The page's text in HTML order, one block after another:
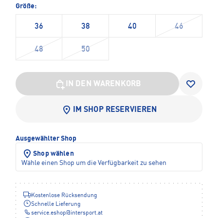
Größe:
36 38 40 46
48 50
IN DEN WARENKORB
IM SHOP RESERVIEREN
Ausgewählter Shop
Shop wählen
Wähle einen Shop um die Verfügbarkeit zu sehen
Kostenlose Rücksendung
Schnelle Lieferung
service.eshop@intersport.at